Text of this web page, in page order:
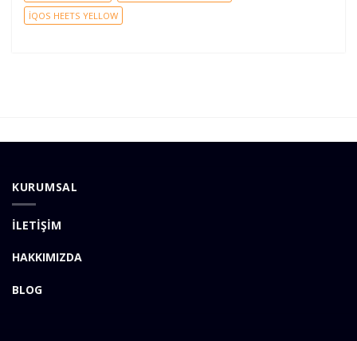
İQOS HEETS YELLOW
KURUMSAL
İLETİŞİM
HAKKIMIZDA
BLOG